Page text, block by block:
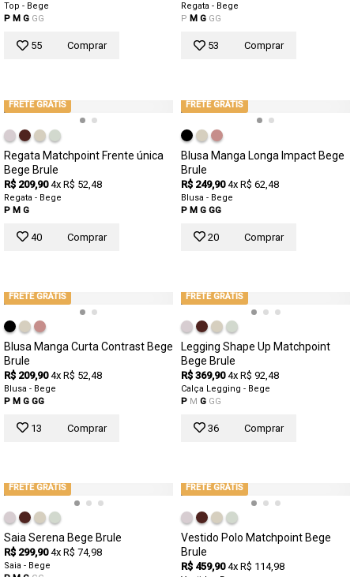
Top - Bege
P M G GG
55 Comprar
Regata - Bege
P M G GG
53 Comprar
FRETE GRÁTIS
Regata Matchpoint Frente única
Bege Brule
R$ 209,90 4x R$ 52,48
Regata - Bege
P M G
40 Comprar
FRETE GRÁTIS
Blusa Manga Longa Impact Bege
Brule
R$ 249,90 4x R$ 62,48
Blusa - Bege
P M G GG
20 Comprar
FRETE GRÁTIS
Blusa Manga Curta Contrast Bege
Brule
R$ 209,90 4x R$ 52,48
Blusa - Bege
P M G GG
13 Comprar
FRETE GRÁTIS
Legging Shape Up Matchpoint
Bege Brule
R$ 369,90 4x R$ 92,48
Calça Legging - Bege
P M G GG
36 Comprar
FRETE GRÁTIS
Saia Serena Bege Brule
R$ 299,90 4x R$ 74,98
Saia - Bege
FRETE GRÁTIS
Vestido Polo Matchpoint Bege
Brule
R$ 459,90 4x R$ 114,98